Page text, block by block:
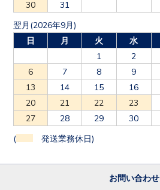
30
31
翌月(2026年9月)
日
月 火 水
1
2
6
7 8 9
13
14 15 16
20
21 22 23
27
28 29 30
( 発送業務休日)
お問い合わせ